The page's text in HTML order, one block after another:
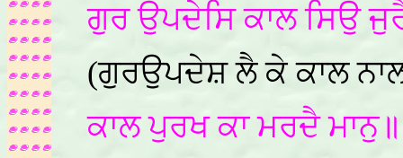
ਗੁਰ ਉਪਦੇਸਿ ਕਾਲ ਸਿਉ
(ਗੁਰਉਪਦੇਸ਼ ਲੈ ਕੇ ਕਾਲ
ਕਾਲ ਪੁਰਖ ਕਾ ਮਰਦੈ ਮਾਨੁ॥